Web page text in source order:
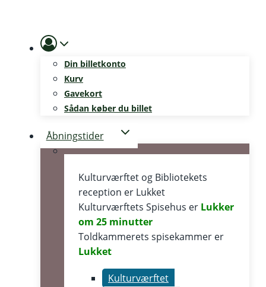
Din billetkonto
Kurv
Gavekort
Sådan køber du billet
Åbningstider
Kulturværftet og Bibliotekets
reception er Lukket
Kulturværftets Spisehus er Lukker
om 25 minutter
Toldkammerets spisekammer er
Lukket
Kulturværftet